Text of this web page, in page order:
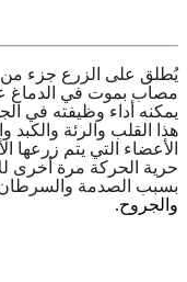
يُطلق على الزرع جزء
مصاب بموت في الدماغ
يمكنه أداء وظيفته في
هذا القلب والرئة والكبد
الأعضاء التي يتم زرعها
حرية الحركة مرة أخرى
بسبب الصدمة
والجروح.